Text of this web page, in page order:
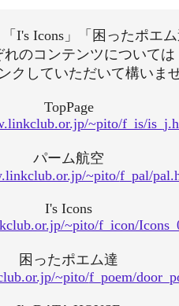
I's Icons」「困ったポエム
れのコンテンツについては
クしていただいて構いませ
TopPage
~pito/f_is/
パーム航空
~pito/f_pal/
I's Icons
~pito/f_icon/
困ったポエム達
~pito/f_poem/